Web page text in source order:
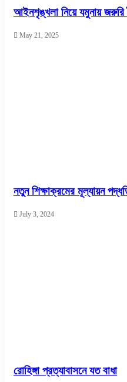
আইনশৃঙ্খলা নিয়ে যমুনায় জরুরি
May 21, 2025
নতুন শিক্ষাক্রমের মূল্যায়ন
July 3, 2024
রোহিঙ্গা প্রত্যাবাসনে যত বাধা